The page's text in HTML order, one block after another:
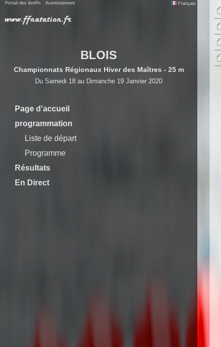
Portail des liveffn Avertissement Français
BLOIS
Championnats Régionaux Hiver des Maîtres - 25 m
Du Samedi 18 au Dimanche 19 Janvier 2020
Page d'accueil
programmation
Liste de départ
Programme
Résultats
En Direct